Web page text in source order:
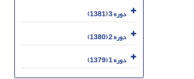
دوره 3 (1381)
دوره 2 (1380)
دوره 1 (1379)